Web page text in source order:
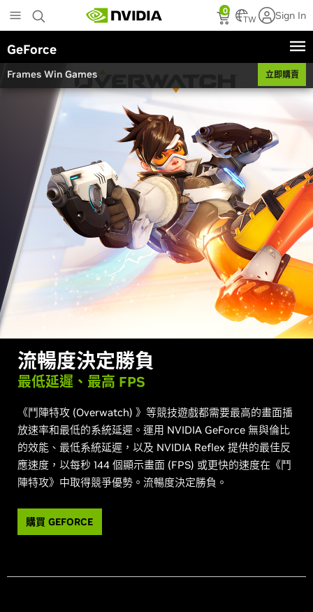
to
main
content
0
TW Sign In
GeForce
Frames Win Games 立即購賣
流暢度決定勝負
最低延遲、最高 FPS
《鬥陣特攻 (Overwatch) 》等競技遊戲都需要最高的畫面播
放速率和最低的系統延遲。運用 NVIDIA GeForce 無與倫比
的效能、最低系統延遲，以及 NVIDIA Reflex 提供的最佳反
應速度，以每秒 144 個顯示畫面 (FPS) 或更快的速度在《鬥
陣特攻》中取得競爭優勢。流暢度決定勝負。
購買 GEFORCE